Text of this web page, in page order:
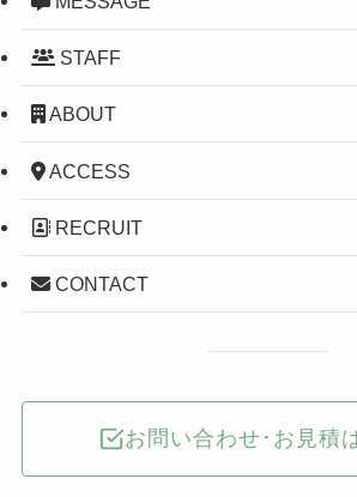
STAFF
ABOUT
ACCESS
RECRUIT
CONTACT
お問い合わせ･お見積